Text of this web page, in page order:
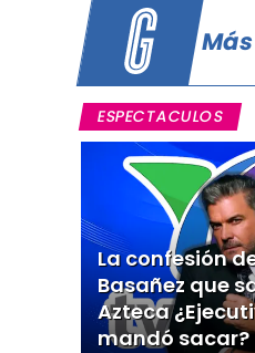
ESPECTACULOS
La confesión
Basañez que
Azteca
mandó sacar?